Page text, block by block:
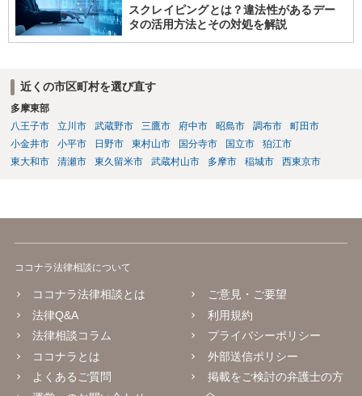
（プログラミングスクールが責任を負う範囲、生徒が責任を負うこと
があるのか否か等） •開発案件に関わった生徒がユーザー企業の秘密を
漏洩しないような対策を講じる なお、インターネットを通じたプログ
術の教授」(いわゆるパソコン教室)に該当するか否かについて、消費者
庁及び経済産業省の検討の結果、「パソコンの操作に関する知識や技
術の教授と一体不可分とならない限り、『特定継続的役務』に該当し
ない」ことが明らかにされています。 【参考】インターネットを通じ
たプログラミング教育の提供が明確化されます~産業競争力強化法の
「グレーゾーン解消制度」の活用~（経済産業省サイト） https://www.
スクレイピングとは？違法性があるデー
タの活用方法とその対処を解説
近くの市区町村を選び直す
多摩東部
八王子市
立川市 武蔵野市 三鷹市 府中市 昭島市 調布市
町田市
小金井市
小平市 日野市 東村山市 国分寺市 国立市
狛江市
東大和市
清瀬市 東久留米市 武蔵村山市 多摩市 稲城市 西東京市
ココナラ法律相談について
ココナラ法律相談とは
法律Q&A
法律相談コラム
ココナラとは
よくあるご質問
ご意見・ご要望
利用規約
プライバシーポリシー
外部送信ポリシー
掲載をご検討の弁護士の方